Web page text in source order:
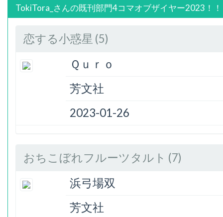
TokiTora_さんの既刊部門4コマオブザイヤー2023！！
恋する小惑星 (5)
Ｑｕｒｏ
芳文社
2023-01-26
おちこぼれフルーツタルト (7)
浜弓場双
芳文社